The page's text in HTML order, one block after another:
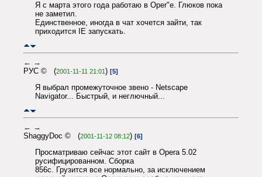
Я с марта этого года работаю в Oper"е. Глюков пока
не заметил.
Единственное, иногда в чат хочется зайти, так
приходится IE запускать.
← →
РУС © (2001-11-11 21:01) [5]
Я выбрал промежуточное звено - Netscape
Navigator... Быстрый, и неглючный...
← →
ShaggyDoc © (2001-11-12 08:12) [6]
Просматриваю сейчас этот сайт в Opera 5.02
русифицированном. Сборка
856c. Грузится все нормально, за исключением